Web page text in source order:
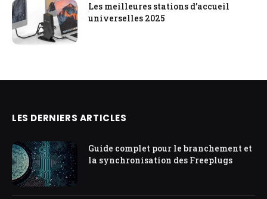
Les meilleures stations d’accueil
universelles 2025
LES DERNIERS ARTICLES
Guide complet pour le branchement et
la synchronisation des Freeplugs